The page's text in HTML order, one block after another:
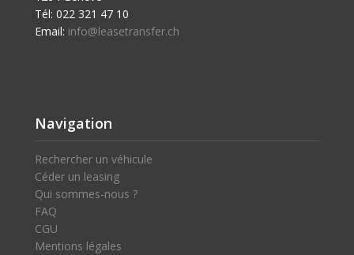
Tél: 022 321 47 10
Email: info@leasetransfer.ch
Navigation
Rechercher un véhicule
Céder un leasing
Qui sommes-nous ?
FAQ
CGU
Mentions légales